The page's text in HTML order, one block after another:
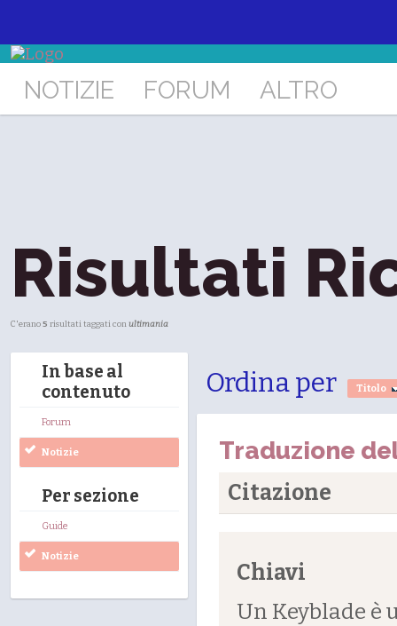
NOTIZIE FORUM ALTRO
Risultati
C'erano5 risultati taggati conultimania
In base al
contenuto
Forum
Notizie
Per sezione
Guide
Notizie
Ordina per Titolo
Traduzione
Citazione
Chiavi
Un Keyblade è